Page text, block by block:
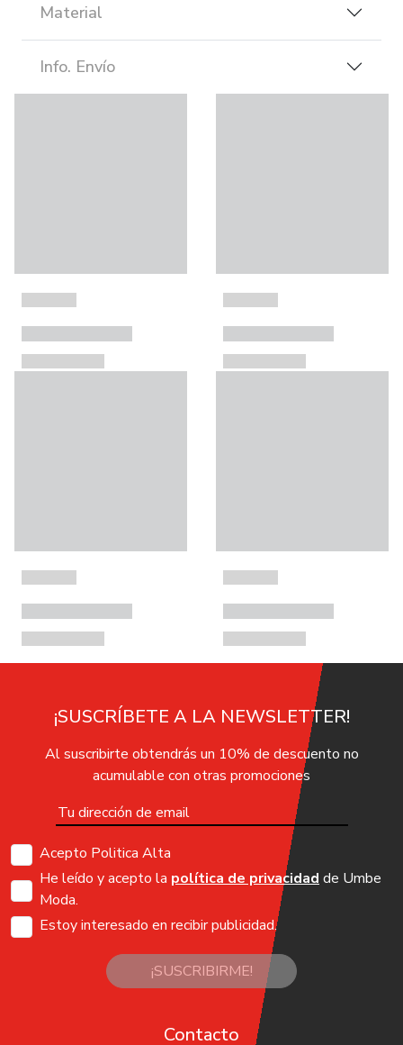
Material
Info. Envío
¡SUSCRÍBETE A LA NEWSLETTER!
Al suscribirte obtendrás un 10% de descuento no
acumulable con otras promociones
Acepto Politica Alta
He leído y acepto la política de privacidad de Umbe
Moda.
Estoy interesado en recibir publicidad.
¡SUSCRIBIRME!
Contacto